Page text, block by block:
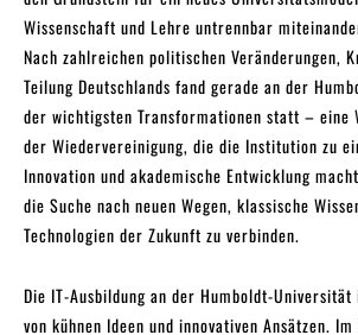
Wissenschaft und Lehre untrennbar
Nach zahlreichen politischen Veränderungen,
Teilung Deutschlands fand gerade an der
der wichtigsten Transformationen statt – eine
der Wiedervereinigung, die die Institution zu
Innovation und akademische Entwicklung
die Suche nach neuen Wegen, klassische
Technologien der Zukunft zu verbinden.
Die IT-Ausbildung an der Humboldt-
von kühnen Ideen und innovativen Ansätzen.